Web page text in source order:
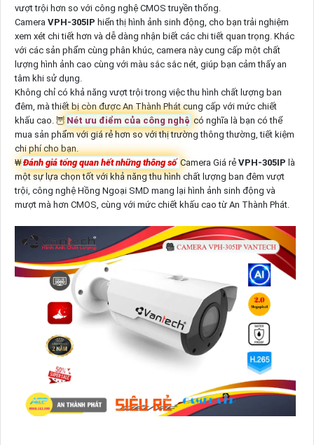
vượt trội hơn so với công nghệ CMOS truyền thống.
Camera VPH-305IP hiển thị hình ảnh sinh động, cho bạn trải nghiệm
xem xét chi tiết hơn và dễ dàng nhận biết các chi tiết quan trọng. Khác
với các sản phẩm cùng phân khúc, camera này cung cấp một chất
lượng hình ảnh cao cùng với màu sắc sắc nét, giúp bạn cảm thấy an
tâm khi sử dụng.
Không chỉ có khả năng vượt trội trong việc thu hình chất lượng ban
đêm, mà thiết bị còn được An Thành Phát cung cấp với mức chiết
khấu cao. 🦉 Nét ưu điểm của công nghệ có nghĩa là bạn có thể
mua sản phẩm với giá rẻ hơn so với thị trường thông thường, tiết kiệm
chi phí cho bạn.
₩Đánh giá tổng quan hết những thông số Camera Giá rẻ VPH-305IP là
một sự lựa chọn tốt với khả năng thu hình chất lượng ban đêm vượt
trội, công nghệ Hồng Ngoại SMD mang lại hình ảnh sinh động và
mượt mà hơn CMOS, cùng với mức chiết khấu cao từ An Thành Phát.